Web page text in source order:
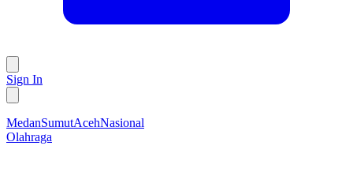
Sign In
MedanSumutAcehNasional
Olahraga